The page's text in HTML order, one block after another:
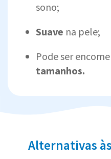
sono;
Suave na pele;
Pode ser
tamanhos.
Alternativas